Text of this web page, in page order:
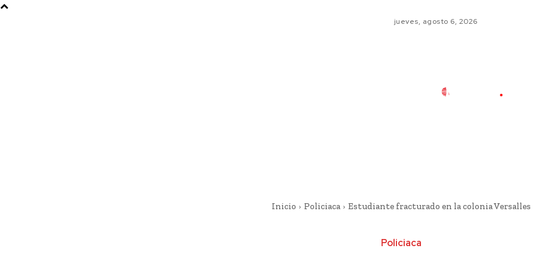
jueves, agosto 6, 2026
Inicio Policiaca Estudiante fracturado en la colonia Versalles
Policiaca